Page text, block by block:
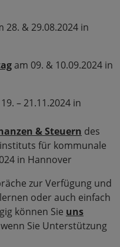
28. & 29.08.2024 in
am 09. & 10.09.2024 in
– 21.11.2024 in
& Steuern des
für kommunale
in Hannover
zur Verfügung und
oder auch einfach
können Sie uns
Sie Unterstützung